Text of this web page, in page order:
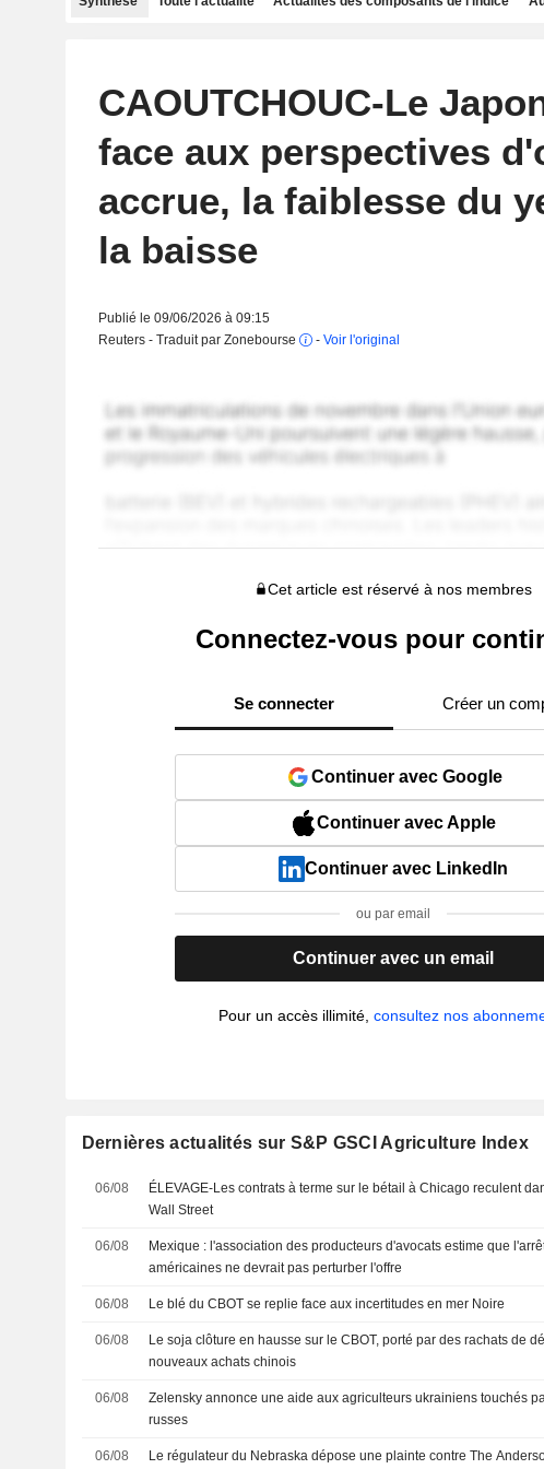
CAOUTCHOUC-Le
face aux perspectives
accrue, la faiblesse du
la baisse
Publié le 09/06/2026 à 09:15
Reuters - Traduit par Zonebourse
- Voir l'original
Cet article est réservé à nos membres
Connectez-vous pour
Se connecter Créer un
Continuer avec Google
Continuer avec Apple
Continuer avec LinkedIn
ou par email
Continuer avec un email
Pour un accès illimité,consultez nos
Dernières actualités sur S&P GSCI Agriculture Index
06/08
ÉLEVAGE-Les contrats à terme sur le bétail à Chicago reculent
Wall Street
06/08
Mexique : l'association des producteurs d'avocats estime que
américaines ne devrait pas perturber l'offre
06/08 Le blé du CBOT se replie face aux incertitudes en mer Noire
06/08
Le soja clôture en hausse sur le CBOT, porté par des rachats de
nouveaux achats chinois
06/08
Zelensky annonce une aide aux agriculteurs ukrainiens touchés
russes
06/08 Le régulateur du Nebraska dépose une plainte contre The